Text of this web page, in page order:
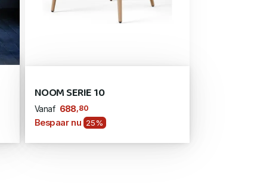
NOOM SERIE 10
Vanaf 688 ,80
Bespaar nu 25%